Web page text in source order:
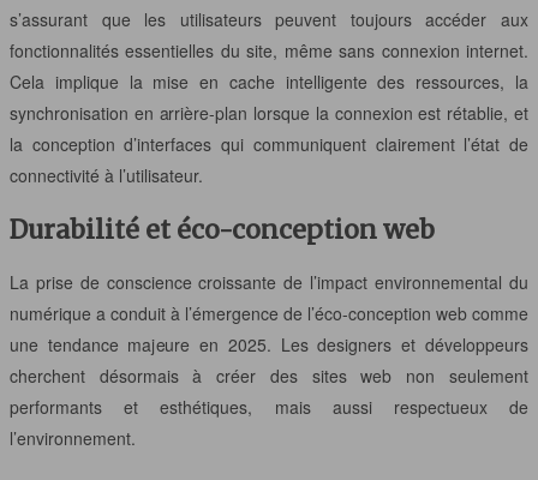
s’assurant que les utilisateurs peuvent toujours accéder aux
fonctionnalités essentielles du site, même sans connexion internet.
Cela implique la mise en cache intelligente des ressources, la
synchronisation en arrière-plan lorsque la connexion est rétablie, et
la conception d’interfaces qui communiquent clairement l’état de
connectivité à l’utilisateur.
Durabilité et éco-conception web
La prise de conscience croissante de l’impact environnemental du
numérique a conduit à l’émergence de l’éco-conception web comme
une tendance majeure en 2025. Les designers et développeurs
cherchent désormais à créer des sites web non seulement
performants et esthétiques, mais aussi respectueux de
l’environnement.